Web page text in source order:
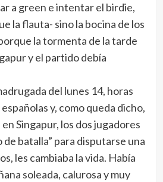
a green e intentar el birdie,
la flauta- sino la bocina de los
la tormenta de la tarde
y el partido debía
del lunes 14, horas
y, como queda dicho,
Singapur, los dos jugadores
de batalla” para disputarse una
les cambiaba la vida. Había
soleada, calurosa y muy